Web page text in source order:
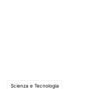
Scienza e Tecnologia